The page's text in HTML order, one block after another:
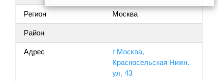
Регион Москва
Район
Адрес
г Москва,
Красносельская Нижн.
ул, 43